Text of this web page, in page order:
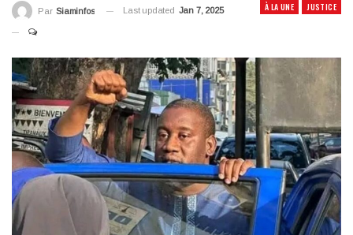
À LA UNE JUSTICE
Par Siaminfos Last updated Jan 7, 2025